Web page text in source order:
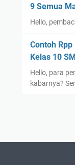
9 Semua
Hello,
Contoh
Kelas 10
Hello, para
kabarnya?